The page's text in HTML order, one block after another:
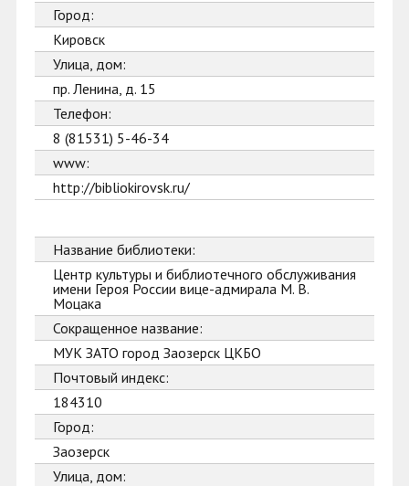
Город:
Кировск
Улица, дом:
пр. Ленина, д. 15
Телефон:
8 (81531) 5-46-34
www:
http://bibliokirovsk.ru/
Название библиотеки:
Центр культуры и библиотечного обслуживания
имени Героя России вице-адмирала М. В.
Моцака
Сокращенное название:
МУК ЗАТО город Заозерск ЦКБО
Почтовый индекс:
184310
Город:
Заозерск
Улица, дом: